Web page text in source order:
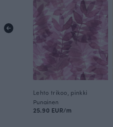
Lehto trikoo, pinkki
Punainen
25.90 EUR/m